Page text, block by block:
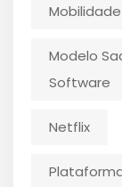
Modelo
Software
Netflix